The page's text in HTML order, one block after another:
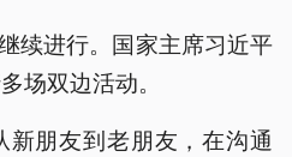
续进行。国家主席习近平
场双边活动。
朋友到老朋友，在沟通